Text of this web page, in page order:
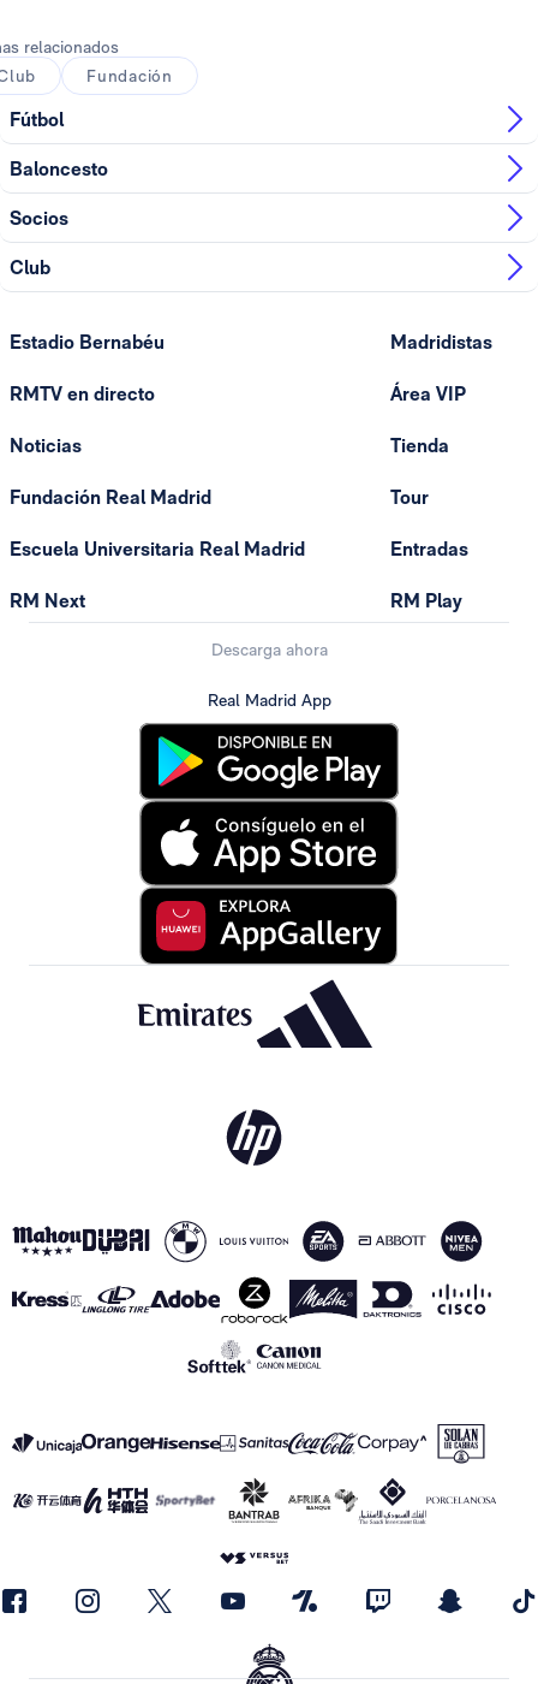
relacionados
Fundación
Fútbol
Baloncesto
Socios
Club
Estadio Bernabéu
RMTV en directo
Noticias
Fundación Real Madrid
Escuela Universitaria Real Madrid
RM Next
Madridistas
Área VIP
Tienda
Tour
Entradas
RM Play
Descarga ahora
Real Madrid App